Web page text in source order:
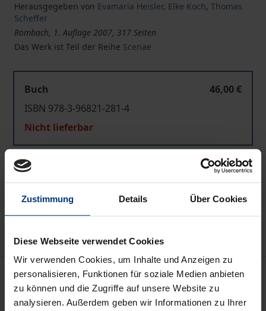
Zustimmung Details Über Cookies
Diese Webseite verwendet Cookies
Wir verwenden Cookies, um Inhalte und Anzeigen zu
personalisieren, Funktionen für soziale Medien anbieten
zu können und die Zugriffe auf unsere Website zu
analysieren. Außerdem geben wir Informationen zu Ihrer
Herausgegeben von Evamaria Heisler, Elke Koch, Thomas
Scheffer
Rombach, 1. Auflage 2007, 317 Seiten
Das Werk ist Teil der Reihe Scenae
Buch
46,00 €
ISBN 978-3-96821-281-4
Nicht lieferbar
Zur Wunschliste hinzufügen
Beschreibung
Drohungen und Verheißungen schaffen